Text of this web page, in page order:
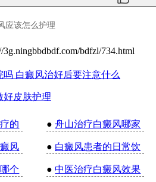
应该怎么护理
3g.ningbbdbdf.com/bdfzl/734.html
白癜风治好后要注意什么
好皮肤护理
的 ●舟山治疗白癜风哪家
风 ● 白癜风患者的日常饮
个 ●中医治疗白癜风效果